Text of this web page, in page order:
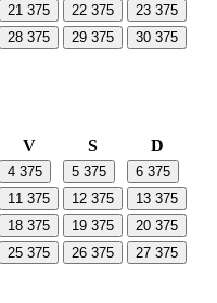
21 375 22 375 23 375
28 375 29 375 30 375
V S D
4 375 5 375 6 375
11 375 12 375 13 375
18 375 19 375 20 375
25 375 26 375 27 375